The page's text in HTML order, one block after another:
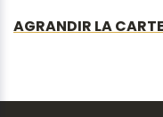
AGRANDIR LA CARTE